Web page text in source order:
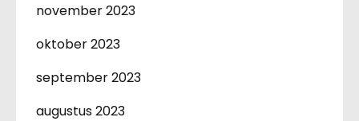
november 2023
oktober 2023
september 2023
augustus 2023